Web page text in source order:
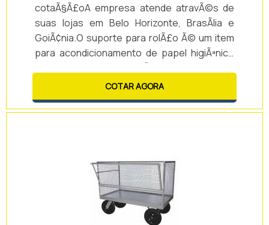
cotaÃ§Ã£oA empresa atende atravÃ©s de
suas lojas em Belo Horizonte, BrasÃ­lia e
GoiÃ¢nia.O suporte para rolÃ£o Ã© um item
para acondicionamento de papel higiÃªnico
bobina. O primeiro Ã© comumente
conhecido como suporte cai-cai e o
segundo, suporte para rolÃ£o.O suporte Ã©
possibilidade do uso racional do
papel.Podem ser de vÃ¡rios modelos.
COTAR AGORA